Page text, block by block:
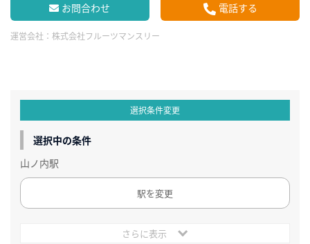
お問合わせ 電話する
運営会社： 株式会社フルーツマンスリー
選択条件変更
選択中の条件
山ノ内駅
駅を変更
さらに表示